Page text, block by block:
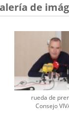
de
rueda de
Consejo